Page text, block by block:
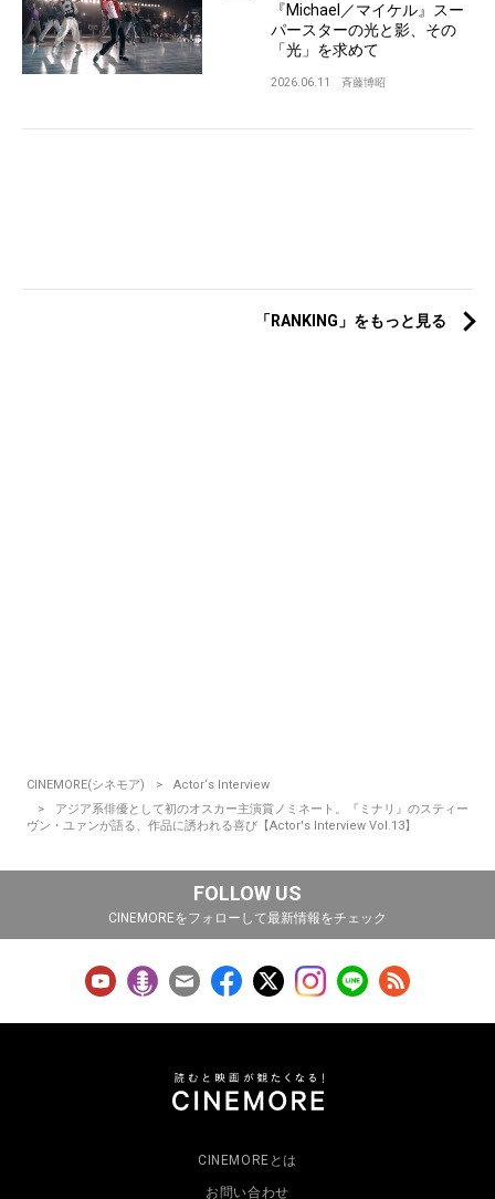
『Michael／マイケル』スー
パースターの光と影、その
「光」を求めて
2026.06.11 斉藤博昭
「RANKING」をもっと見る
CINEMORE(シネモア)
Actor‘s Interview
アジア系俳優として初のオスカー主演賞ノミネート。『ミナリ』のスティー
ヴン・ユァンが語る、作品に誘われる喜び【Actor's Interview Vol.13】
FOLLOW US
CINEMOREをフォローして最新情報をチェック
CINEMOREとは
お問い合わせ